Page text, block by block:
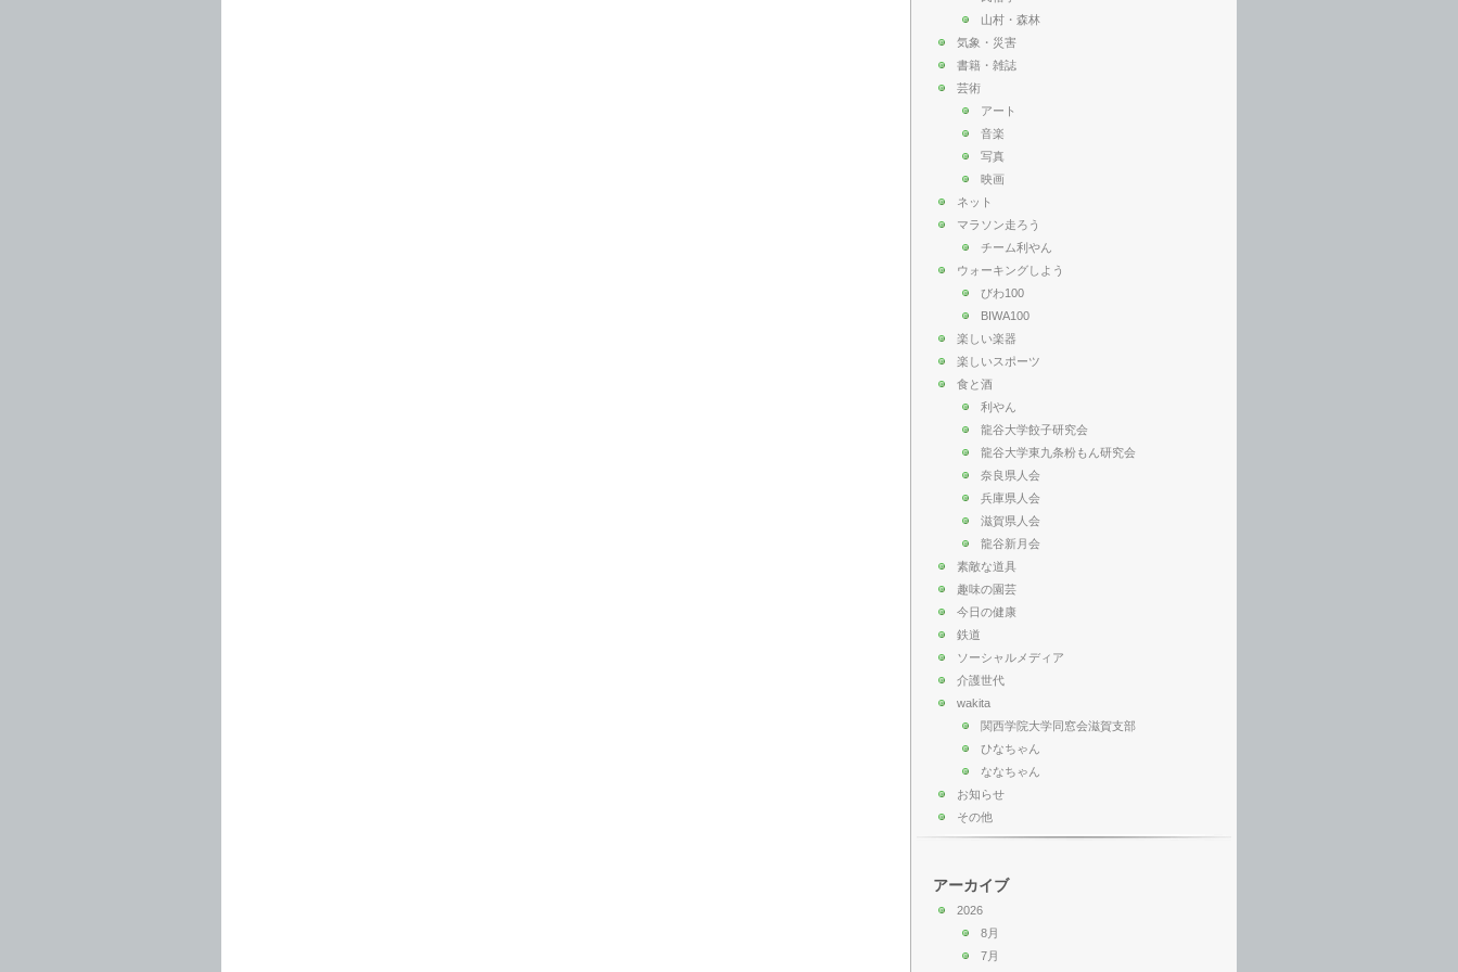
山村・森林
気象・災害
書籍・雑誌
芸術
アート
音楽
写真
映画
ネット
マラソン走ろう
チーム利やん
ウォーキングしよう
びわ100
BIWA100
楽しい楽器
楽しいスポーツ
食と酒
利やん
龍谷大学餃子研究会
龍谷大学東九条粉もん研究会
奈良県人会
兵庫県人会
滋賀県人会
龍谷新月会
素敵な道具
趣味の園芸
今日の健康
鉄道
ソーシャルメディア
介護世代
wakita
関西学院大学同窓会滋賀支部
ひなちゃん
ななちゃん
お知らせ
その他
アーカイブ
2026
8月
7月